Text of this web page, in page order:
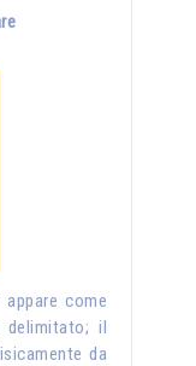
come
delimitato; il
da